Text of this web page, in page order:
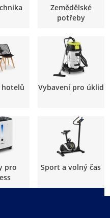
Zemědělské
potřeby
hotelů Vybavení pro úklid
pro
Sport a volný čas